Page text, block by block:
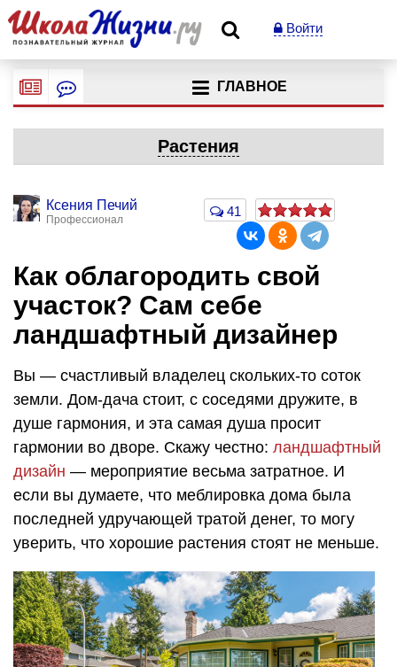
Войти
ГЛАВНОЕ
Растения
Ксения Печий
Профессионал
41
Как облагородить свой
участок? Сам себе
ландшафтный дизайнер
Вы — счастливый владелец скольких-то соток
земли. Дом-дача стоит, с соседями дружите, в
душе гармония, и эта самая душа просит
гармонии во дворе. Скажу честно: ландшафтный
дизайн — мероприятие весьма затратное. И
если вы думаете, что меблировка дома была
последней удручающей тратой денег, то могу
уверить, что хорошие растения стоят не меньше.